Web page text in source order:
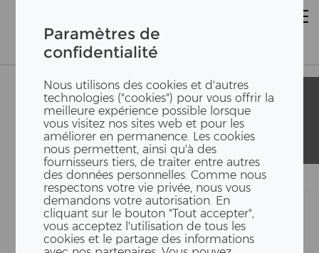
Paramètres de
confidentialité
Nous utilisons des cookies et d'autres
technologies ("cookies") pour vous offrir la
meilleure expérience possible lorsque
vous visitez nos sites web et pour les
améliorer en permanence. Les cookies
nous permettent, ainsi qu'à des
fournisseurs tiers, de traiter entre autres
des données personnelles. Comme nous
respectons votre vie privée, nous vous
demandons votre autorisation. En
cliquant sur le bouton "Tout accepter",
vous acceptez l'utilisation de tous les
cookies et le partage des informations
Bâtiment
scolaire et
double salle de
sport En
Bouley
Bâtiment
scolaire et
double salle de
sport En
Bouley